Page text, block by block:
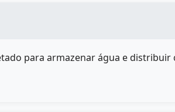
para armazenar água e